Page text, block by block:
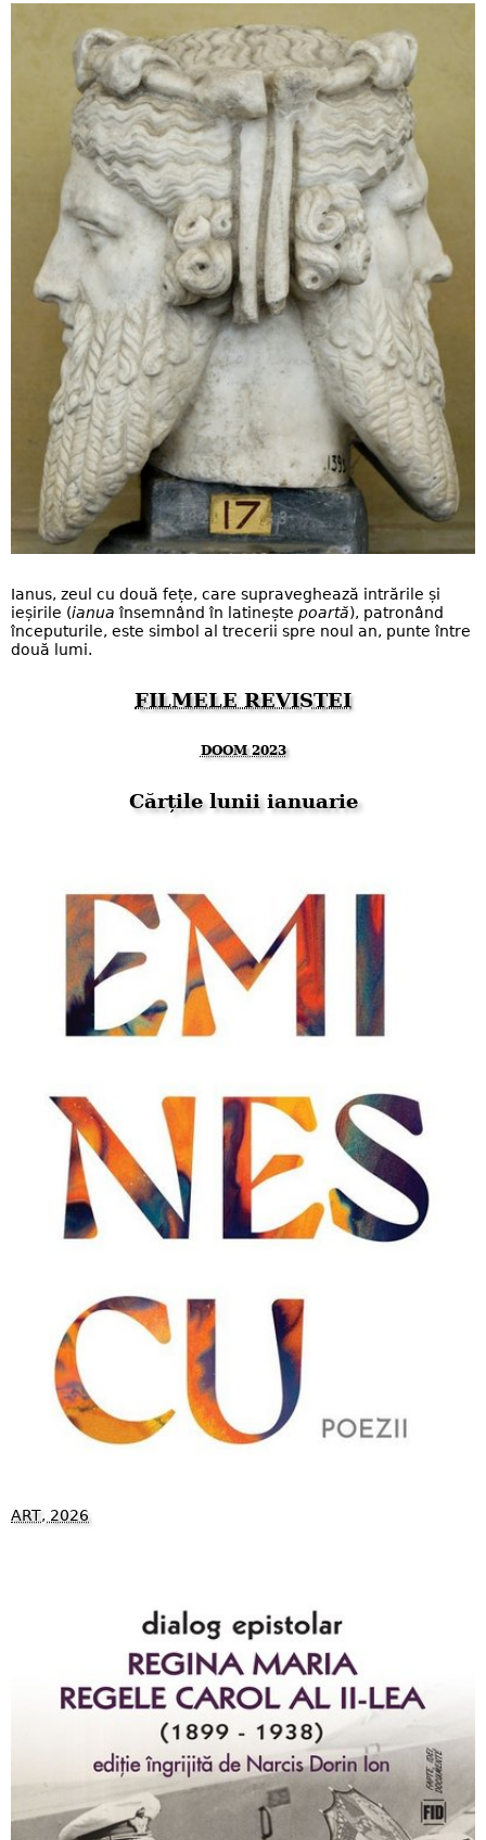
Ianus, zeul cu două fețe, care supraveghează intrările și
ieșirile (ianua însemnând în latinește poartă), patronând
începuturile, este simbol al trecerii spre noul an, punte între
două lumi.
FILMELE REVISTEI
DOOM 2023
Cărțile lunii ianuarie
ART, 2026